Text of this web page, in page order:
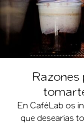
Razones
En CaféLab os
que desearías